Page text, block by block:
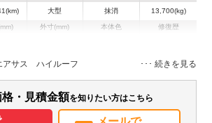
大型 抹消 13,700(kg)
外寸(mm)
H:3,790
本体色 修復歴
ドウ バックモニター
記録簿（一部含む）
サス ハイルーフ
・見積金額を知りたい方はこちら